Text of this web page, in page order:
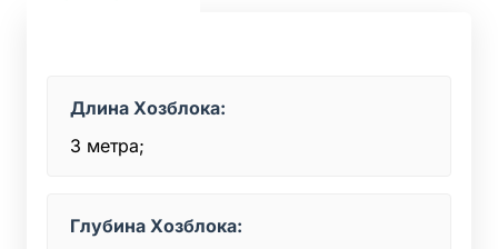
Длина Хозблока:
3 метра;
Глубина Хозблока: